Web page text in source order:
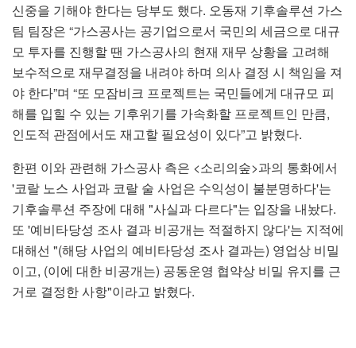
신중을 기해야 한다는 당부도 했다. 오동재 기후솔루션 가스
팀 팀장은 “가스공사는 공기업으로서 국민의 세금으로 대규
모 투자를 진행할 땐 가스공사의 현재 재무 상황을 고려해
보수적으로 재무결정을 내려야 하며 의사 결정 시 책임을 져
야 한다”며 “또 모잠비크 프로젝트는 국민들에게 대규모 피
해를 입힐 수 있는 기후위기를 가속화할 프로젝트인 만큼,
인도적 관점에서도 재고할 필요성이 있다”고 밝혔다.
한편 이와 관련해 가스공사 측은 <소리의숲>과의 통화에서
'코랄 노스 사업과 코랄 술 사업은 수익성이 불분명하다'는
기후솔루션 주장에 대해 "사실과 다르다"는 입장을 내놨다.
또 '예비타당성 조사 결과 비공개는 적절하지 않다'는 지적에
대해선 "(해당 사업의 예비타당성 조사 결과는) 영업상 비밀
이고, (이에 대한 비공개는) 공동운영 협약상 비밀 유지를 근
거로 결정한 사항"이라고 밝혔다.